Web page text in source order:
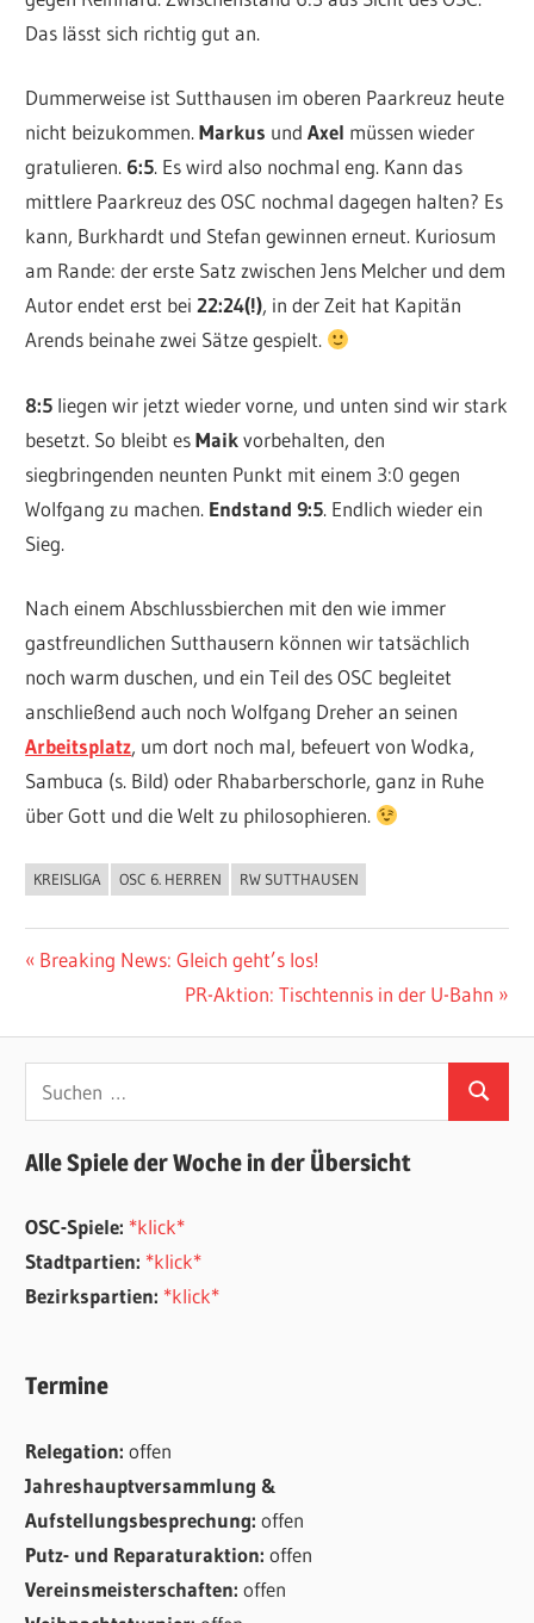
Das lässt sich richtig gut an.
Dummerweise ist Sutthausen im oberen Paarkreuz heute
nicht beizukommen.Markus undAxel müssen wieder
gratulieren. 6:5. Es wird also nochmal eng. Kann das
mittlere Paarkreuz des OSC nochmal dagegen halten? Es
kann, Burkhardt und Stefan gewinnen erneut. Kuriosum
am Rande: der erste Satz zwischen Jens Melcher und dem
Autor endet erst bei22:24(!), in der Zeit hat Kapitän
Arends beinahe zwei Sätze gespielt.
8:5 liegen wir jetzt wieder vorne, und unten sind wir stark
besetzt. So bleibt esMaikvorbehalten, den
siegbringenden neunten Punkt mit einem 3:0 gegen
Wolfgang zu machen. Endstand 9:5. Endlich wieder ein
Sieg.
Nach einem Abschlussbierchen mit den wie immer
gastfreundlichen Sutthausern können wir tatsächlich
noch warm duschen, und ein Teil des OSC begleitet
anschließend auch noch Wolfgang Dreher an seinen
Arbeitsplatz, um dort noch mal, befeuert von Wodka,
Sambuca (s. Bild) oder Rhabarberschorle, ganz in Ruhe
über Gott und die Welt zu philosophieren.
ALLGEMEIN
KREISLIGA OSC 6. HERREN RW SUTTHAUSEN
Beitragsnavigation
Vorheriger
Breaking News: Gleich geht’s los!
Nächster
PR-Aktion: Tischtennis in der U-Bahn
Suchen
Alle Spiele der Woche in der Übersicht
OSC-Spiele: *klick*
Stadtpartien: *klick*
Bezirkspartien: *klick*
Termine
Relegation:offen
Jahreshauptversammlung &
Aufstellungsbesprechung:offen
Putz- und Reparaturaktion:offen
Vereinsmeisterschaften:offen